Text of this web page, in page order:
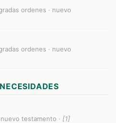
ordenes · nuevo
ordenes · nuevo
testamento · [1]